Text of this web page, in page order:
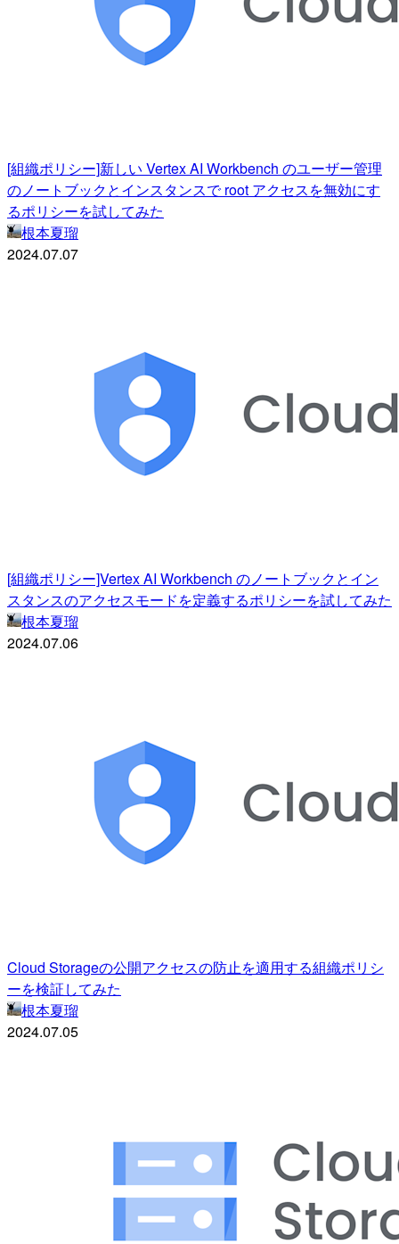
[組織ポリシー]新しい Vertex AI Workbench のユーザー管理
のノートブックとインスタンスで root アクセスを無効にす
るポリシーを試してみた
根本夏瑠
2024.07.07
[組織ポリシー]Vertex AI Workbench のノートブックとイン
スタンスのアクセスモードを定義するポリシーを試してみた
根本夏瑠
2024.07.06
Cloud Storageの公開アクセスの防止を適用する組織ポリシ
ーを検証してみた
根本夏瑠
2024.07.05